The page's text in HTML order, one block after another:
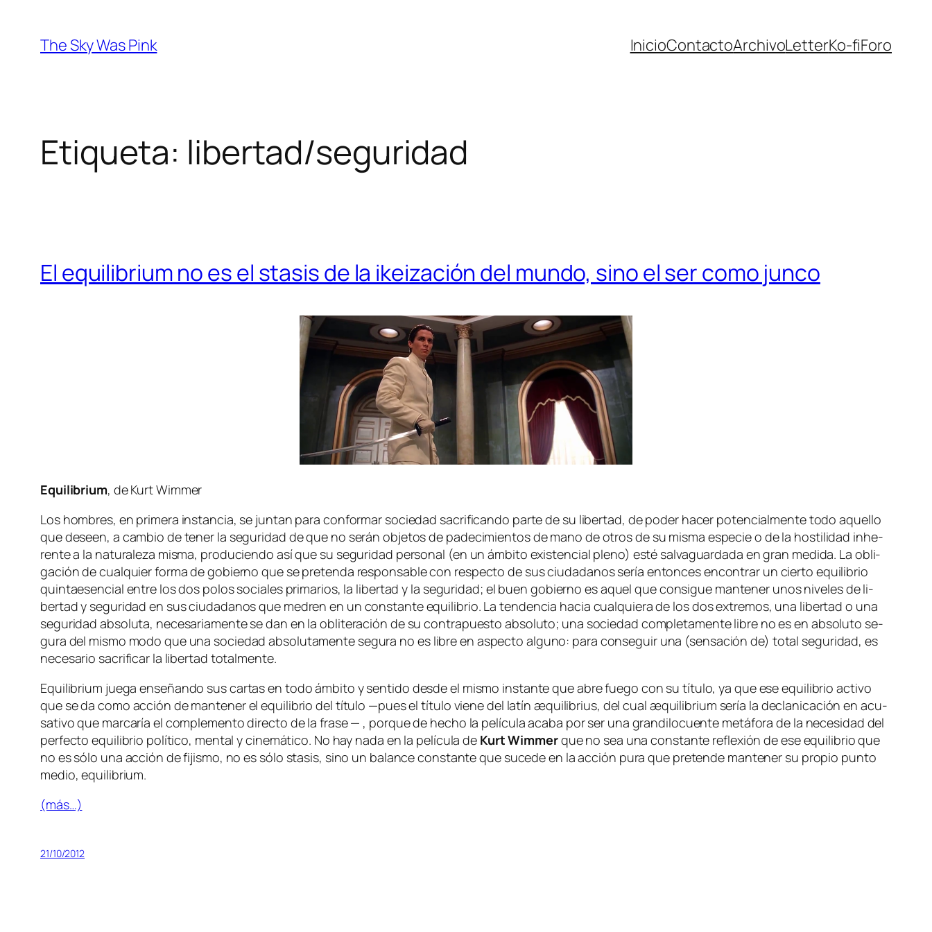
contenido
The Sky Was Pink InicioContactoArchivoLetterKo-fiForo
Etiqueta: libertad/seguridad
El equilibrium no es el stasis de la ikeización del mundo, sino el ser como junco
Equilibrium, de Kurt Wimmer
Los hom­bres, en pri­me­ra ins­tan­cia, se jun­tan pa­ra con­for­mar so­cie­dad sa­cri­fi­can­do par­te de su li­ber­tad, de po­der ha­cer po­ten­cial­men­te to­do aque­llo
que deseen, a cam­bio de te­ner la se­gu­ri­dad de que no se­rán ob­je­tos de pa­de­ci­mien­tos de mano de otros de su mis­ma es­pe­cie o de la hos­ti­li­dad inhe­
ren­te a la na­tu­ra­le­za mis­ma, pro­du­cien­do así que su se­gu­ri­dad per­so­nal (en un ám­bi­to exis­ten­cial pleno) es­té sal­va­guar­da­da en gran me­di­da. La obli­
ga­ción de cual­quier for­ma de go­bierno que se pre­ten­da res­pon­sa­ble con res­pec­to de sus ciu­da­da­nos se­ría en­ton­ces en­con­trar un cier­to equi­li­brio
quin­tae­sen­cial en­tre los dos po­los so­cia­les pri­ma­rios, la li­ber­tad y la se­gu­ri­dad; el buen go­bierno es aquel que con­si­gue man­te­ner unos ni­ve­les de li­
ber­tad y se­gu­ri­dad en sus ciu­da­da­nos que me­dren en un cons­tan­te equi­li­brio. La ten­den­cia ha­cia cual­quie­ra de los dos ex­tre­mos, una li­ber­tad o una
se­gu­ri­dad ab­so­lu­ta, ne­ce­sa­ria­men­te se dan en la obli­te­ra­ción de su con­tra­pues­to ab­so­lu­to; una so­cie­dad com­ple­ta­men­te li­bre no es en ab­so­lu­to se­
gu­ra del mis­mo mo­do que una so­cie­dad ab­so­lu­ta­men­te se­gu­ra no es li­bre en as­pec­to al­guno: pa­ra con­se­guir una (sen­sa­ción de) to­tal se­gu­ri­dad, es
ne­ce­sa­rio sa­cri­fi­car la li­ber­tad totalmente.
Equilibrium jue­ga en­se­ñan­do sus car­tas en to­do ám­bi­to y sen­ti­do des­de el mis­mo ins­tan­te que abre fue­go con su tí­tu­lo, ya que ese equi­li­brio ac­ti­vo
que se da co­mo ac­ción de man­te­ner el equi­li­brio del tí­tu­lo —pues el tí­tu­lo vie­ne del la­tín æqui­li­brius, del cual æqui­li­brium se­ría la de­cla­ni­ca­ción en acu­
sa­ti­vo que mar­ca­ría el com­ple­men­to di­rec­to de la fra­se — , por­que de he­cho la pe­lí­cu­la aca­ba por ser una gran­di­lo­cuen­te me­tá­fo­ra de la ne­ce­si­dad del
per­fec­to equi­li­brio po­lí­ti­co, men­tal y ci­ne­má­ti­co. No hay na­da en la pe­lí­cu­la de Kurt Wimmerque no sea una cons­tan­te re­fle­xión de ese equi­li­brio que
no es só­lo una ac­ción de fi­jis­mo, no es só­lo sta­sis, sino un ba­lan­ce cons­tan­te que su­ce­de en la ac­ción pu­ra que pre­ten­de man­te­ner su pro­pio pun­to
me­dio,equi­li­brium.
(más…)
21/10/2012